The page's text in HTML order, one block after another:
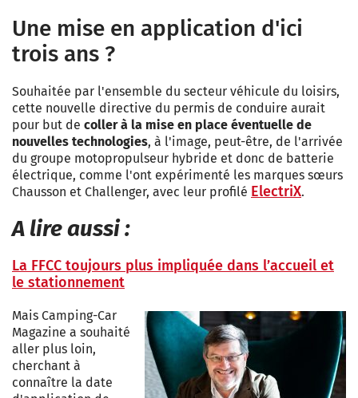
Une mise en application d'ici
trois ans ?
Souhaitée par l'ensemble du secteur véhicule du loisirs,
cette nouvelle directive du permis de conduire aurait
pour but de coller à la mise en place éventuelle de
nouvelles technologies, à l'image, peut-être, de l'arrivée
du groupe motopropulseur hybride et donc de batterie
électrique, comme l'ont expérimenté les marques sœurs
Chausson et Challenger, avec leur profilé ElectriX.
A lire aussi :
La FFCC toujours plus impliquée dans l’accueil et
le stationnement
Mais Camping-Car
Magazine a souhaité
aller plus loin,
cherchant à
connaître la date